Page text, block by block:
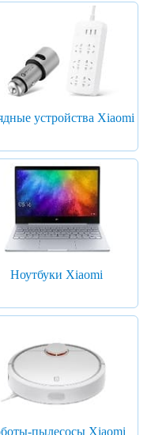
устройства Xiaomi
Ноутбуки Xiaomi
пылесосы Xiaomi